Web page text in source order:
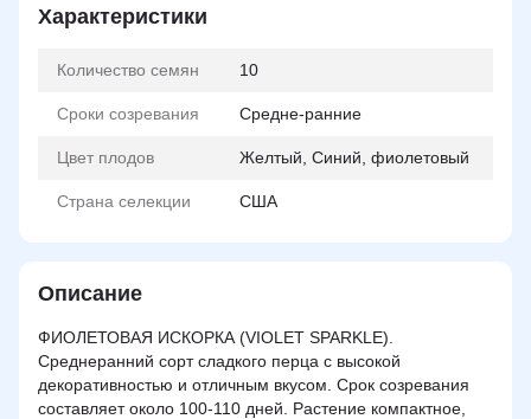
Характеристики
Количество семян 10
Сроки созревания Средне-ранние
Цвет плодов Желтый, Синий, фиолетовый
Страна селекции США
Описание
ФИОЛЕТОВАЯ ИСКОРКА (VIOLET SPARKLE).
Среднеранний сорт сладкого перца с высокой
декоративностью и отличным вкусом. Срок созревания
составляет около 100-110 дней. Растение компактное,